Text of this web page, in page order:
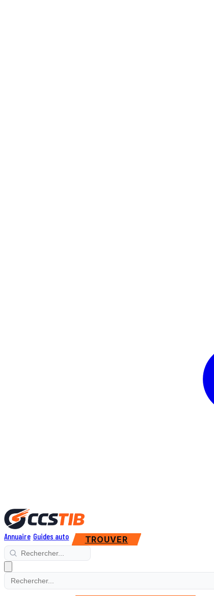
Annuaire Guides auto TROUVER